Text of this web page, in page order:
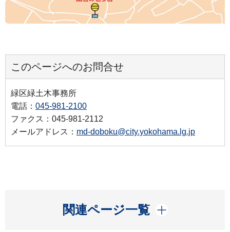
このページへのお問合せ
緑区緑土木事務所
電話： 045-981-2100
ファクス：045-981-2112
メールアドレス： md-doboku@city.yokohama.lg.jp
関連ページ一覧
開く